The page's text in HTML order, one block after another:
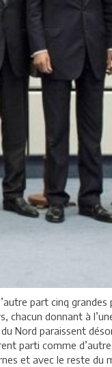
part cinq
chacun donnant à
Nord paraissent
parti comme
et avec le reste du